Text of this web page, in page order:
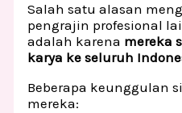
Salah satu alasan
pengrajin profesional
adalah karena mereka
karya ke seluruh
Beberapa keunggulan
mereka: